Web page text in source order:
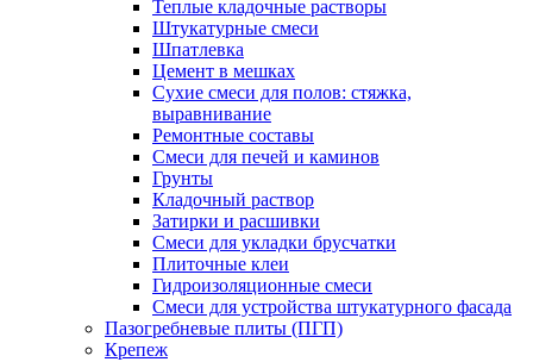
Теплые кладочные растворы
Штукатурные смеси
Шпатлевка
Цемент в мешках
Сухие смеси для полов: стяжка,
выравнивание
Ремонтные составы
Смеси для печей и каминов
Грунты
Кладочный раствор
Затирки и расшивки
Смеси для укладки брусчатки
Плиточные клеи
Гидроизоляционные смеси
Смеси для устройства штукатурного фасада
Пазогребневые плиты (ПГП)
Крепеж